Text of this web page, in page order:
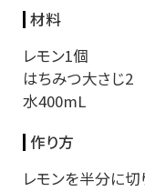
材料
レモン1個
はちみつ大さじ2
水400mL
作り方
レモンを半分に切